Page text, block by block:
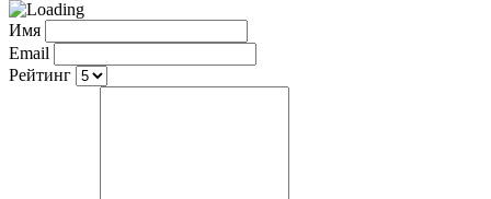
Имя
Email
Рейтинг